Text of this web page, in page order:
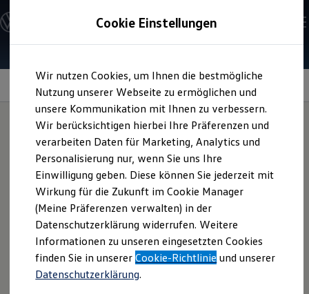
Hauptinhalt
springen
Footer
springen
Modelle & Konfigurator
Nutzfahrzeugkategorien entdecken
Modelle konfigurieren
Vorgängermodelle und Oldtimer
Vorgängermodelle
Oldtimer
Bulli Historie
Branchenlösungen & Gewerbekunden
Umbaulösungen und Hersteller finden
Auf- und Umbauten entdecken & konfigurieren
Groß- und Sonderkunden
Großkunden
Kommunen & Behörden
Journalisten
Sportvereine
Branchenlösungen
Bau & Handwerk
Gewerbliche Personenbeförderung
Service & mobile Werkstätten
Kurier, Logistik & Handel
Soundsystem
Das klingthervorragend
Cookie Einstellungen
Wir nutzen Cookies, um Ihnen die bestmögliche
Nutzung unserer Webseite zu ermöglichen und
unsere Kommunikation mit Ihnen zu verbessern.
Wir berücksichtigen hierbei Ihre Präferenzen und
verarbeiten Daten für Marketing, Analytics und
Personalisierung nur, wenn Sie uns Ihre
Einwilligung geben. Diese können Sie jederzeit mit
Wirkung für die Zukunft im Cookie Manager
(Meine Präferenzen verwalten) in der
Datenschutzerklärung widerrufen. Weitere
Informationen zu unseren eingesetzten Cookies
finden Sie in unsererCookie-Richtlinie und unserer
Datenschutzerklärung.